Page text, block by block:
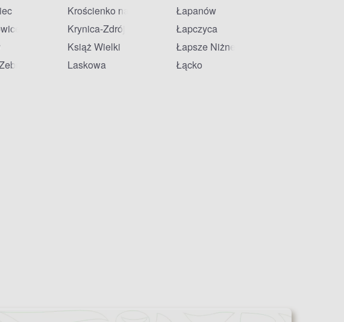
Krościenko nad Dunajcem
Krynica-Zdrój
Książ Wielki
Laskowa
Łapanów
Łapczyca
Łapsze Niżne
Łącko